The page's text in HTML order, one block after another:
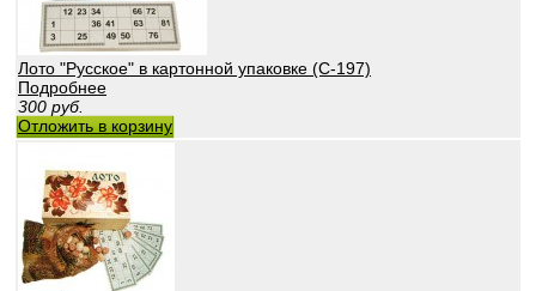
Лото "Русское" в картонной упаковке (С-197)
Подробнее
300 руб.
Отложить в корзину